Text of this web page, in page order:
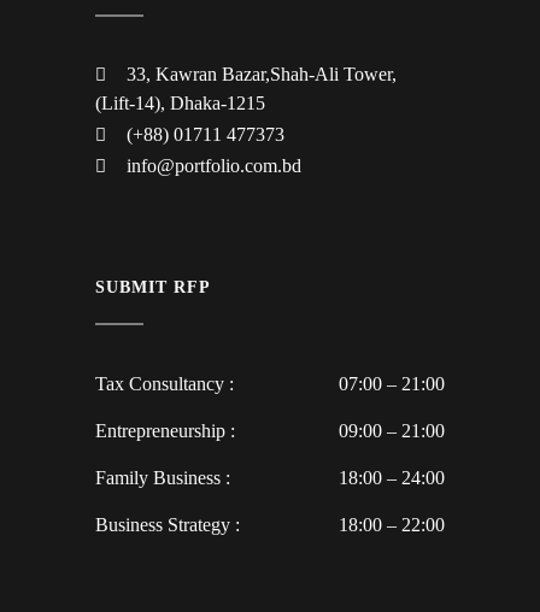
33, Kawran Bazar,Shah-Ali Tower,
(Lift-14), Dhaka-1215
(+88) 01711 477373
info@portfolio.com.bd
SUBMIT RFP
Tax Consultancy : 07:00 – 21:00
Entrepreneurship : 09:00 – 21:00
Family Business : 18:00 – 24:00
Business Strategy : 18:00 – 22:00